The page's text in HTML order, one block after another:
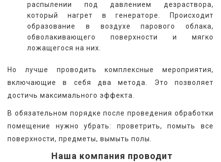
распылении под давлением дезраствора,
который нагрет в генераторе. Происходит
образование в воздухе парового облака,
обволакивающего поверхности и мягко
ложащегося на них.
Но лучше проводить комплексные мероприятия,
включающие в себя два метода. Это позволяет
достичь максимального эффекта.
В обязательном порядке после проведения обработки
помещение нужно убрать: проветрить, помыть все
поверхности, предметы, вымыть полы.
Наша компания проводит